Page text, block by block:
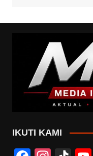
IKUTI KAMI